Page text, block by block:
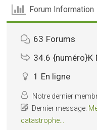
Forum Information
63 Forums
34.6 {numéro}K
1 En ligne
Notre dernier
Dernier message:
catastrophe...